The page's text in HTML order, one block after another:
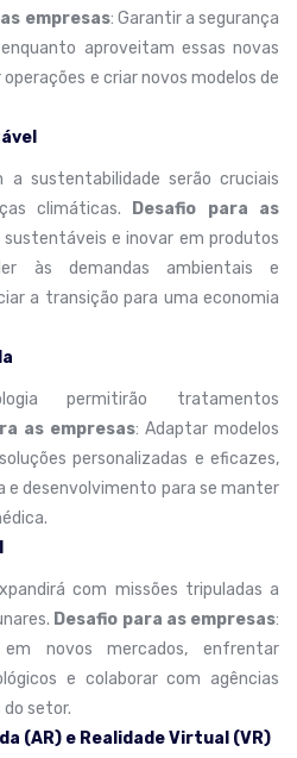
empresas: Garantir a segurança
aproveitam essas novas
e criar novos modelos de
a sustentabilidade serão cruciais
climáticas.
Desafio para as
e inovar em produtos
às demandas ambientais e
a transição para uma economia
permitirão tratamentos
as empresas: Adaptar modelos
personalizadas e eficazes,
e desenvolvimento para se manter
com missões tripuladas a
Desafio para as empresas:
em novos mercados, enfrentar
e colaborar com agências
setor.
(AR) e Realidade Virtual (VR)